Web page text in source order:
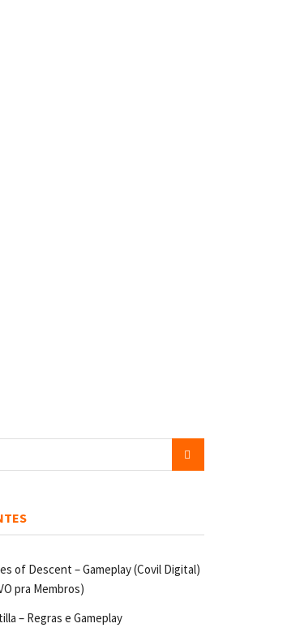
of Descent – Gameplay (Covil Digital)
pra Membros)
– Regras e Gameplay